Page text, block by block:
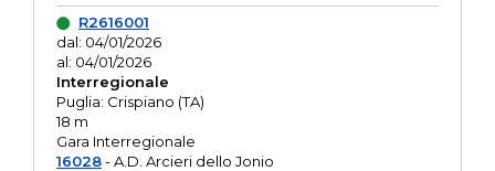
R2616001
dal: 04/01/2026
al: 04/01/2026
Interregionale
Puglia: Crispiano (TA)
18 m
Gara Interregionale
16028- A.D. Arcieri dello Jonio